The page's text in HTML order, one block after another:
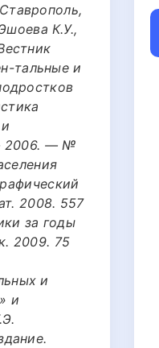
К.У.,
тальные и
2006. — №
2008. 557
за годы
2009. 75
и
и